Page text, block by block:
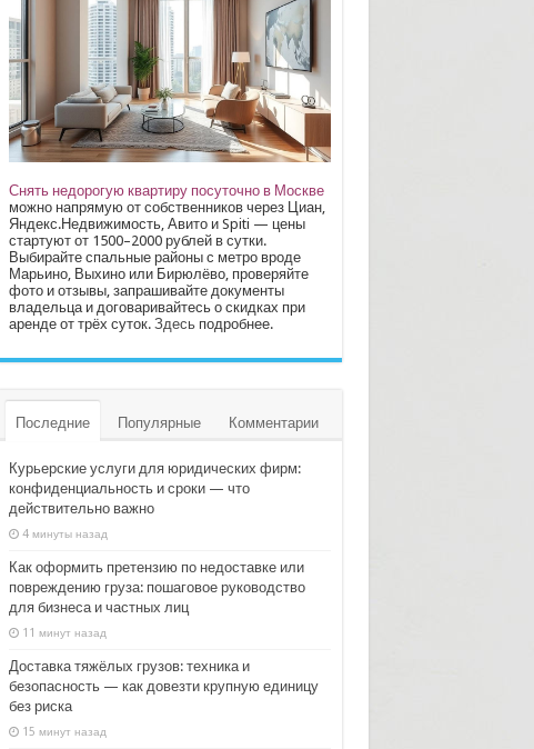
Снять недорогую квартиру посуточно в Москве
можно напрямую от собственников через Циан,
Яндекс.Недвижимость, Авито и Spiti — цены
стартуют от 1500–2000 рублей в сутки.
Выбирайте спальные районы с метро вроде
Марьино, Выхино или Бирюлёво, проверяйте
фото и отзывы, запрашивайте документы
владельца и договаривайтесь о скидках при
аренде от трёх суток. Здесьподробнее.
Последние Популярные Комментарии
Курьерские услуги для юридических фирм:
конфиденциальность и сроки — что
действительно важно
4 минуты назад
Как оформить претензию по недоставке или
повреждению груза: пошаговое руководство
для бизнеса и частных лиц
11 минут назад
Доставка тяжёлых грузов: техника и
безопасность — как довезти крупную единицу
без риска
15 минут назад